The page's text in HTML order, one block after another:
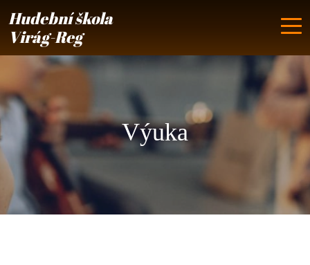
Hudební škola
Virág-Reg
Výuka